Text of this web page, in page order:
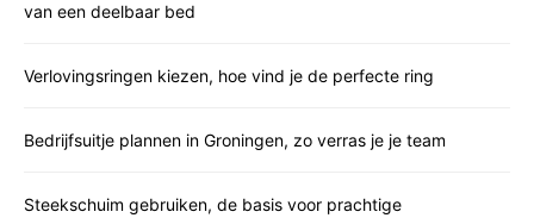
van een deelbaar bed
Verlovingsringen kiezen, hoe vind je de perfecte ring
Bedrijfsuitje plannen in Groningen, zo verras je je team
Steekschuim gebruiken, de basis voor prachtige